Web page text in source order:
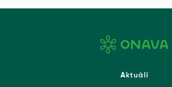
Aktuāli